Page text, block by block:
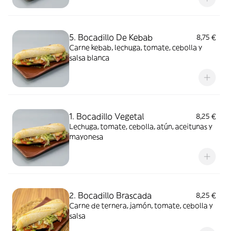
5. Bocadillo De Kebab
8,75 €
Carne kebab, lechuga, tomate, cebolla y
salsa blanca
1. Bocadillo Vegetal
8,25 €
Lechuga, tomate, cebolla, atún, aceitunas y
mayonesa
2. Bocadillo Brascada
8,25 €
Carne de ternera, jamón, tomate, cebolla y
salsa